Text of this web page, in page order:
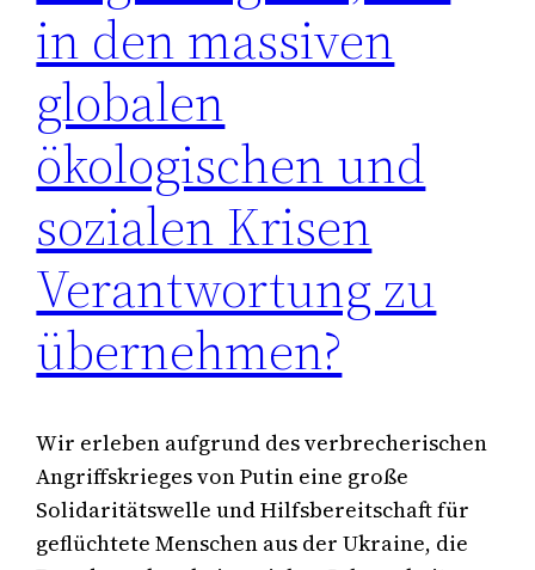
in den massiven
globalen
ökologischen und
sozialen Krisen
Verantwortung zu
übernehmen?
Wir erleben aufgrund des verbrecherischen
Angriffskrieges von Putin eine große
Solidaritätswelle und Hilfsbereitschaft für
geflüchtete Menschen aus der Ukraine, die